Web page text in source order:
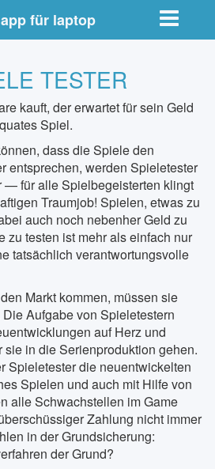
Toggle
für laptop
TESTER
kauft, der erwartet für sein Geld
Spiel.
dass die Spiele den
entsprechen, werden Spieletester
— für alle Spielbegeisterten klingt
Traumjob! Spielen, etwas zu
auch noch nebenher Geld zu
zu testen ist mehr als einfach nur
tatsächlich verantwortungsvolle
Markt kommen, müssen sie
Aufgabe von Spieletestern
auf Herz und
sie in die Serienproduktion gehen.
Spieletester die neuentwickelten
Spielen und auch mit Hilfe von
alle Schwachstellen im Game
Zahlung nicht immer
in der Grundsicherung:
der Grund?